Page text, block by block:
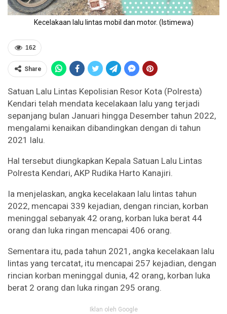
Kecelakaan lalu lintas mobil dan motor. (Istimewa)
162
Share
Satuan Lalu Lintas Kepolisian Resor Kota (Polresta)
Kendari telah mendata kecelakaan lalu yang terjadi
sepanjang bulan Januari hingga Desember tahun 2022,
mengalami kenaikan dibandingkan dengan di tahun
2021 lalu.
Hal tersebut diungkapkan Kepala Satuan Lalu Lintas
Polresta Kendari, AKP Rudika Harto Kanajiri.
Ia menjelaskan, angka kecelakaan lalu lintas tahun
2022, mencapai 339 kejadian, dengan rincian, korban
meninggal sebanyak 42 orang, korban luka berat 44
orang dan luka ringan mencapai 406 orang.
Sementara itu, pada tahun 2021, angka kecelakaan lalu
lintas yang tercatat, itu mencapai 257 kejadian, dengan
rincian korban meninggal dunia, 42 orang, korban luka
berat 2 orang dan luka ringan 295 orang.
Iklan oleh Google